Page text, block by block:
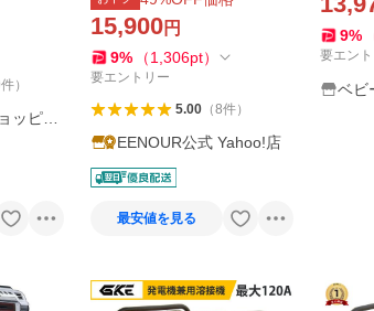
:Z-44
件）
ッピン
ノンガス DIY 初心者 イーノ
ウ MIG120L
15,900円
9% （1,306pt）
要エントリー
5.00（8件）
EENOUR公式 Yahoo!店
最安値を見る
絶縁 初
9%
要エン
ベビ